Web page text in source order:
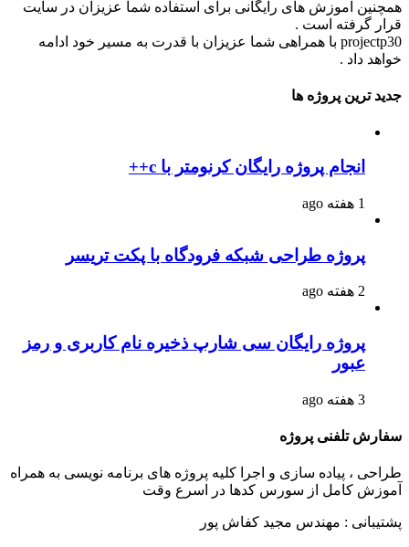
همچنین آموزش های رایگانی برای استفاده شما عزیزان در سایت
قرار گرفته است .
projectp30 با همراهی شما عزیزان با قدرت به مسیر خود ادامه
خواهد داد .
جدید ترین پروژه ها
انجام پروژه رایگان کرنومتر با c++
1 هفته ago
پروژه طراحی شبکه فرودگاه با پکت تریسر
2 هفته ago
پروژه رایگان سی شارپ ذخیره نام کاربری و رمز
عبور
3 هفته ago
سفارش تلفنی پروژه
طراحی ، پیاده سازی و اجرا کلیه پروژه های برنامه نویسی به همراه
آموزش کامل از سورس کدها در اسرع وقت
پشتیبانی : مهندس مجید کفاش پور